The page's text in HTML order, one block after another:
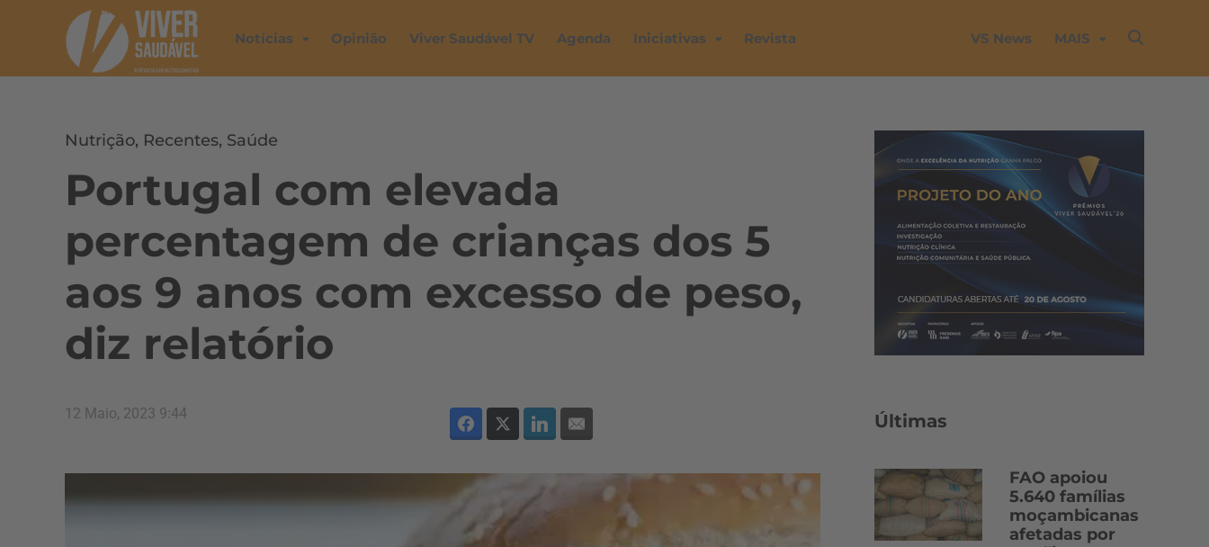
Notícias Opinião Viver Saudável TV Agenda Iniciativas Revista VS News MAIS
Nutrição, Recentes, Saúde
Portugal com elevada
percentagem de crianças dos 5
aos 9 anos com excesso de peso,
diz relatório
12 Maio, 2023 9:44 Últimas
FAO apoiou
5.640 famílias
moçambicanas
afetadas por